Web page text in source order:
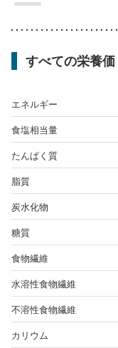
すべての栄養価
エネルギー
食塩相当量
たんぱく質
脂質
炭水化物
糖質
食物繊維
水溶性食物繊維
不溶性食物繊維
カリウム